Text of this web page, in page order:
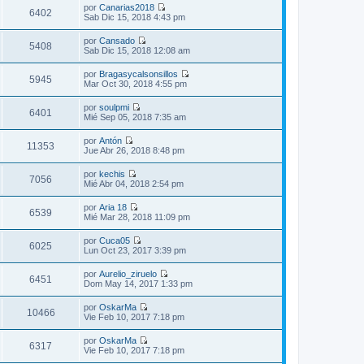
a
j
e
m
e
n
s
j
e
m
e
n
s
a
j
e
ú
l
t
i
m
e
n
s
a
j
e
6402 por Canarias2018
V
l
t
i
m
e
n
s
j
e
Sab Dic 15, 2018 4:43 pm
5408 por Cansado
V
ú
l
t
m
e
n
s
j
e
Sab Dic 15, 2018 12:08 am
5945 por Bragasycalsonsillos
t
s
j
e
Mar Oct 30, 2018 4:55 pm
6401 por soulpmi
V
l
t
m
e
n
s
j
e
Mié Sep 05, 2018 7:35 am
11353 por Antón
V
r
ú
l
t
i
m
m
e
n
s
a
j
e
Jue Abr 26, 2018 8:48 pm
7056 por kechis
V
ú
l
t
i
m
m
e
n
s
a
j
e
Mié Abr 04, 2018 2:54 pm
6539 por Aria 18
V
r
ú
l
t
i
m
m
e
n
s
a
j
e
Mié Mar 28, 2018 11:09 pm
6025 por Cuca05
V
ú
l
t
i
m
m
e
n
Lun Oct 23, 2017 3:39 pm
6451 por Aurelio_ziruelo
V
l
t
m
Dom May 14, 2017 1:33 pm
10466 por OskarMa
V
l
Vie Feb 10, 2017 7:18 pm
6317 por OskarMa
V
Vie Feb 10, 2017 7:18 pm